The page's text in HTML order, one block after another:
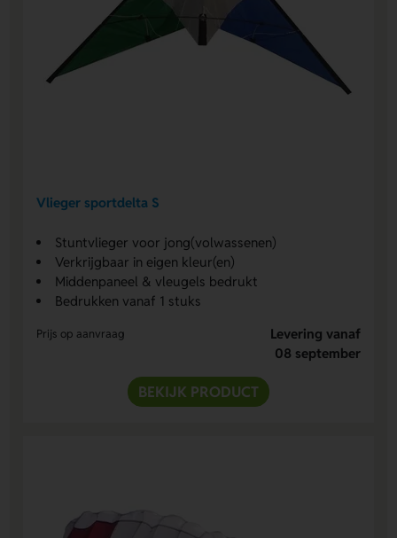
Vlieger sportdelta S
Stuntvlieger voor jong(volwassenen)
Verkrijgbaar in eigen kleur(en)
Middenpaneel & vleugels bedrukt
Bedrukken vanaf 1 stuks
Prijs op aanvraag
Levering vanaf
08 september
BEKIJK PRODUCT